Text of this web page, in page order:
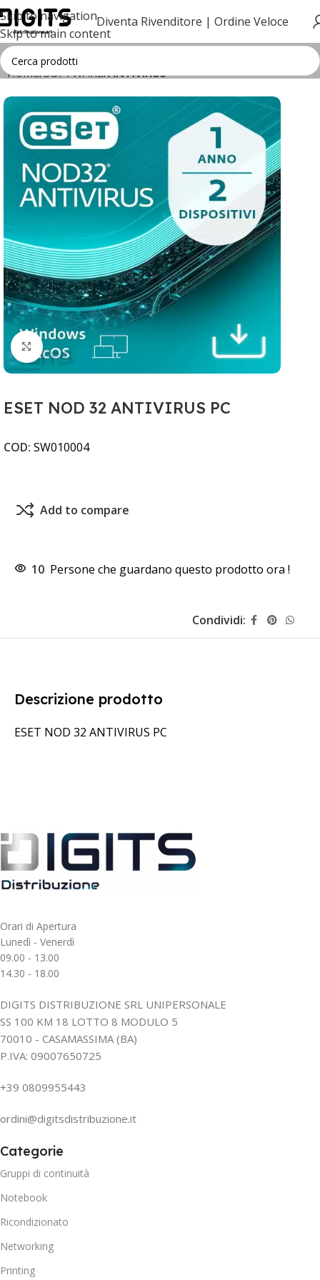
Skip to navigation
Skip to main content
Diventa Rivenditore | Ordine Veloce
Home SOFTWARE ANTIVIRUS
Clicca per ingrandire
ESET NOD 32 ANTIVIRUS PC
COD: SW010004
Add to compare
10 Persone che guardano questo prodotto ora !
Condividi:
Descrizione prodotto
ESET NOD 32 ANTIVIRUS PC
Orari di Apertura
Lunedì - Venerdì
09.00 - 13.00
14.30 - 18.00
DIGITS DISTRIBUZIONE SRL UNIPERSONALE
SS 100 KM 18 LOTTO 8 MODULO 5
70010 - CASAMASSIMA (BA)
P.IVA: 09007650725
+39 0809955443
ordini@digitsdistribuzione.it
Categorie
Gruppi di continuità
Notebook
Ricondizionato
Networking
Printing